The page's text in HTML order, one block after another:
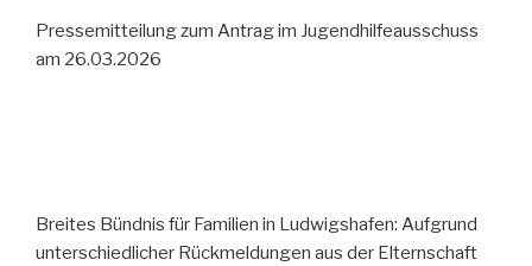
Pressemitteilung zum Antrag im Jugendhilfeausschuss
am 26.03.2026
Breites Bündnis für Familien in Ludwigshafen: Aufgrund
unterschiedlicher Rückmeldungen aus der Elternschaft